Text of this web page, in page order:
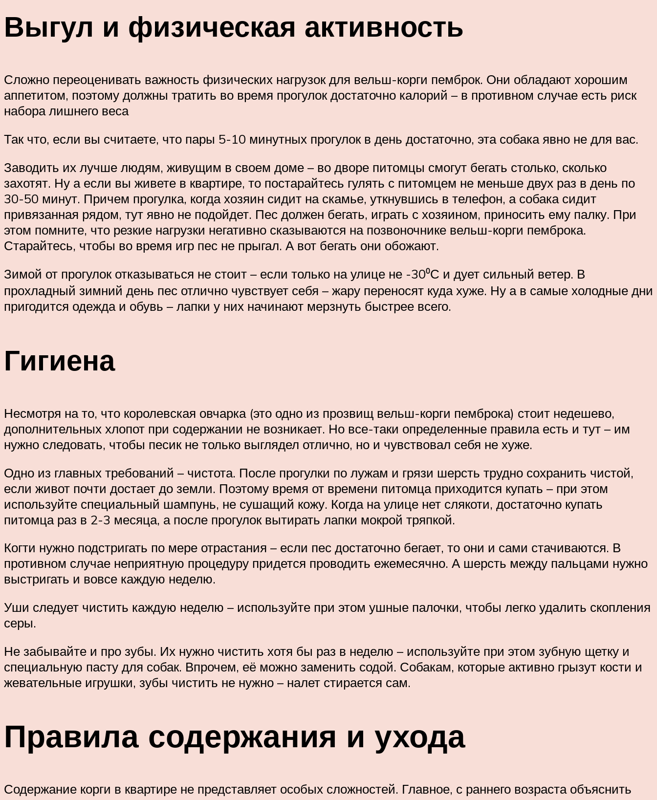
Выгул и физическая активность
Сложно переоценивать важность физических нагрузок для вельш-корги пемброк. Они обладают хорошим
аппетитом, поэтому должны тратить во время прогулок достаточно калорий – в противном случае есть риск
набора лишнего веса
Так что, если вы считаете, что пары 5-10 минутных прогулок в день достаточно, эта собака явно не для вас.
Заводить их лучше людям, живущим в своем доме – во дворе питомцы смогут бегать столько, сколько
захотят. Ну а если вы живете в квартире, то постарайтесь гулять с питомцем не меньше двух раз в день по
30-50 минут. Причем прогулка, когда хозяин сидит на скамье, уткнувшись в телефон, а собака сидит
привязанная рядом, тут явно не подойдет. Пес должен бегать, играть с хозяином, приносить ему палку. При
этом помните, что резкие нагрузки негативно сказываются на позвоночнике вельш-корги пемброка.
Старайтесь, чтобы во время игр пес не прыгал. А вот бегать они обожают.
Зимой от прогулок отказываться не стоит – если только на улице не -30⁰С и дует сильный ветер. В
прохладный зимний день пес отлично чувствует себя – жару переносят куда хуже. Ну а в самые холодные дни
пригодится одежда и обувь – лапки у них начинают мерзнуть быстрее всего.
Гигиена
Несмотря на то, что королевская овчарка (это одно из прозвищ вельш-корги пемброка) стоит недешево,
дополнительных хлопот при содержании не возникает. Но все-таки определенные правила есть и тут – им
нужно следовать, чтобы песик не только выглядел отлично, но и чувствовал себя не хуже.
Одно из главных требований – чистота. После прогулки по лужам и грязи шерсть трудно сохранить чистой,
если живот почти достает до земли. Поэтому время от времени питомца приходится купать – при этом
используйте специальный шампунь, не сушащий кожу. Когда на улице нет слякоти, достаточно купать
питомца раз в 2-3 месяца, а после прогулок вытирать лапки мокрой тряпкой.
Когти нужно подстригать по мере отрастания – если пес достаточно бегает, то они и сами стачиваются. В
противном случае неприятную процедуру придется проводить ежемесячно. А шерсть между пальцами нужно
выстригать и вовсе каждую неделю.
Уши следует чистить каждую неделю – используйте при этом ушные палочки, чтобы легко удалить скопления
серы.
Не забывайте и про зубы. Их нужно чистить хотя бы раз в неделю – используйте при этом зубную щетку и
специальную пасту для собак. Впрочем, её можно заменить содой. Собакам, которые активно грызут кости и
жевательные игрушки, зубы чистить не нужно – налет стирается сам.
Правила содержания и ухода
Содержание корги в квартире не представляет особых сложностей. Главное, с раннего возраста объяснить